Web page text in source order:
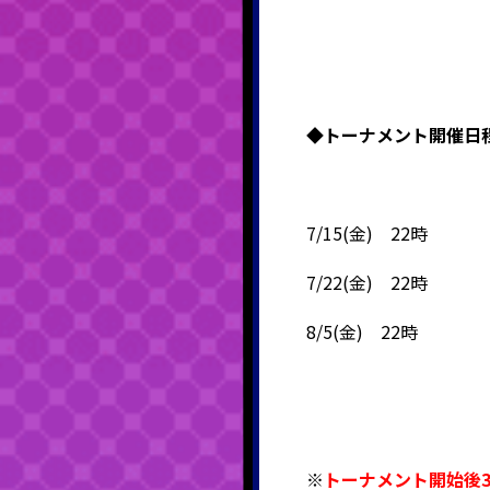
◆トーナメント開催日
7/15(金) 22時
7/22(金) 22時
8/5(金) 22時
※ トーナメント開始後